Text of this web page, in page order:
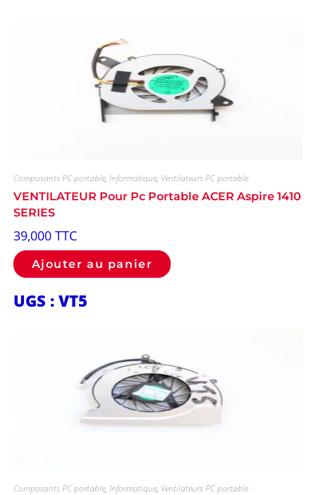
Composants PC portable, Informatique, Ventilateurs PC portable
VENTILATEUR Pour Pc Portable ACER Aspire 1410
SERIES
39,000 TTC
Ajouter au panier
UGS : VT5
Composants PC portable, Informatique, Ventilateurs PC portable